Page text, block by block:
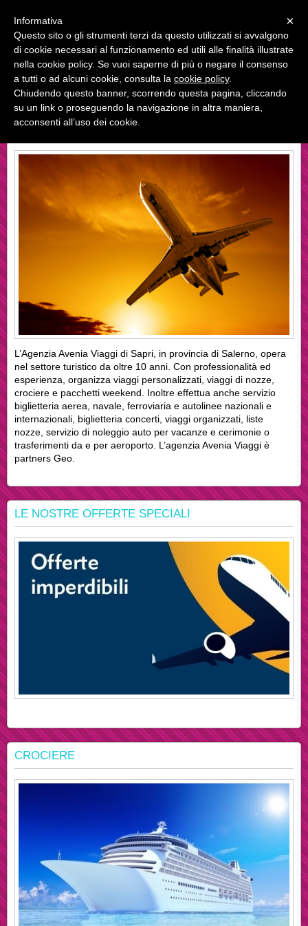
Agenzia Avenia Viaggi
Corso Garibaldi , 104 - 84073 Sapri (SA)
BENVENUTI
L’Agenzia Avenia Viaggi di Sapri, in provincia di Salerno, opera
nel settore turistico da oltre 10 anni. Con professionalità ed
esperienza, organizza viaggi personalizzati, viaggi di nozze,
crociere e pacchetti weekend. Inoltre effettua anche servizio
biglietteria aerea, navale, ferroviaria e autolinee nazionali e
internazionali, biglietteria concerti, viaggi organizzati, liste
nozze, servizio di noleggio auto per vacanze e cerimonie o
trasferimenti da e per aeroporto. L’agenzia Avenia Viaggi è
partners Geo.
LE NOSTRE OFFERTE SPECIALI
CROCIERE
×
Informativa
Questo sito o gli strumenti terzi da questo utilizzati si avvalgono
di cookie necessari al funzionamento ed utili alle finalità illustrate
nella cookie policy. Se vuoi saperne di più o negare il consenso
a tutti o ad alcuni cookie, consulta la cookie policy.
Chiudendo questo banner, scorrendo questa pagina, cliccando
su un link o proseguendo la navigazione in altra maniera,
acconsenti all’uso dei cookie.